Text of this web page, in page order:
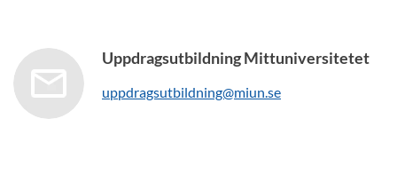
Uppdragsutbildning Mittuniversitetet
uppdragsutbildning@miun.se